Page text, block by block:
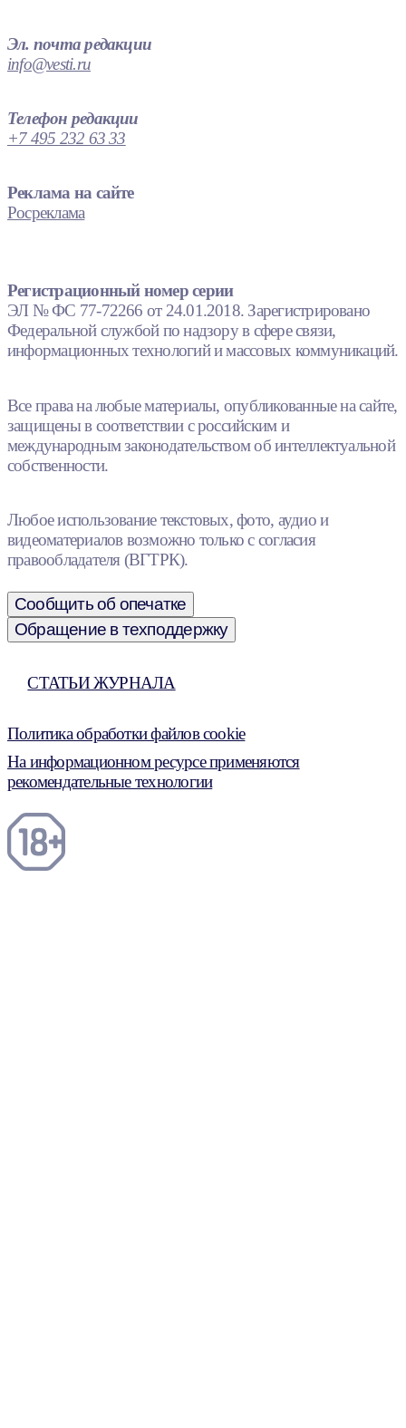
Эл. почта редакции
info@vesti.ru
Телефон редакции
+7 495 232 63 33
Реклама на сайте
Росреклама
Регистрационный номер серии
ЭЛ № ФС 77-72266 от 24.01.2018. Зарегистрировано
Федеральной службой по надзору в сфере связи,
информационных технологий и массовых коммуникаций.
Все права на любые материалы, опубликованные на сайте,
защищены в соответствии с российским и
международным законодательством об интеллектуальной
собственности.
Любое использование текстовых, фото, аудио и
видеоматериалов возможно только с согласия
правообладателя (ВГТРК).
Сообщить об опечатке
Обращение в техподдержку
СТАТЬИ ЖУРНАЛА
Политика обработки файлов cookie
На информационном ресурсе применяются
рекомендательные технологии